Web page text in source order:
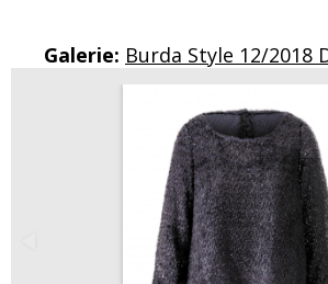
Galerie: Burda Style 12/2018